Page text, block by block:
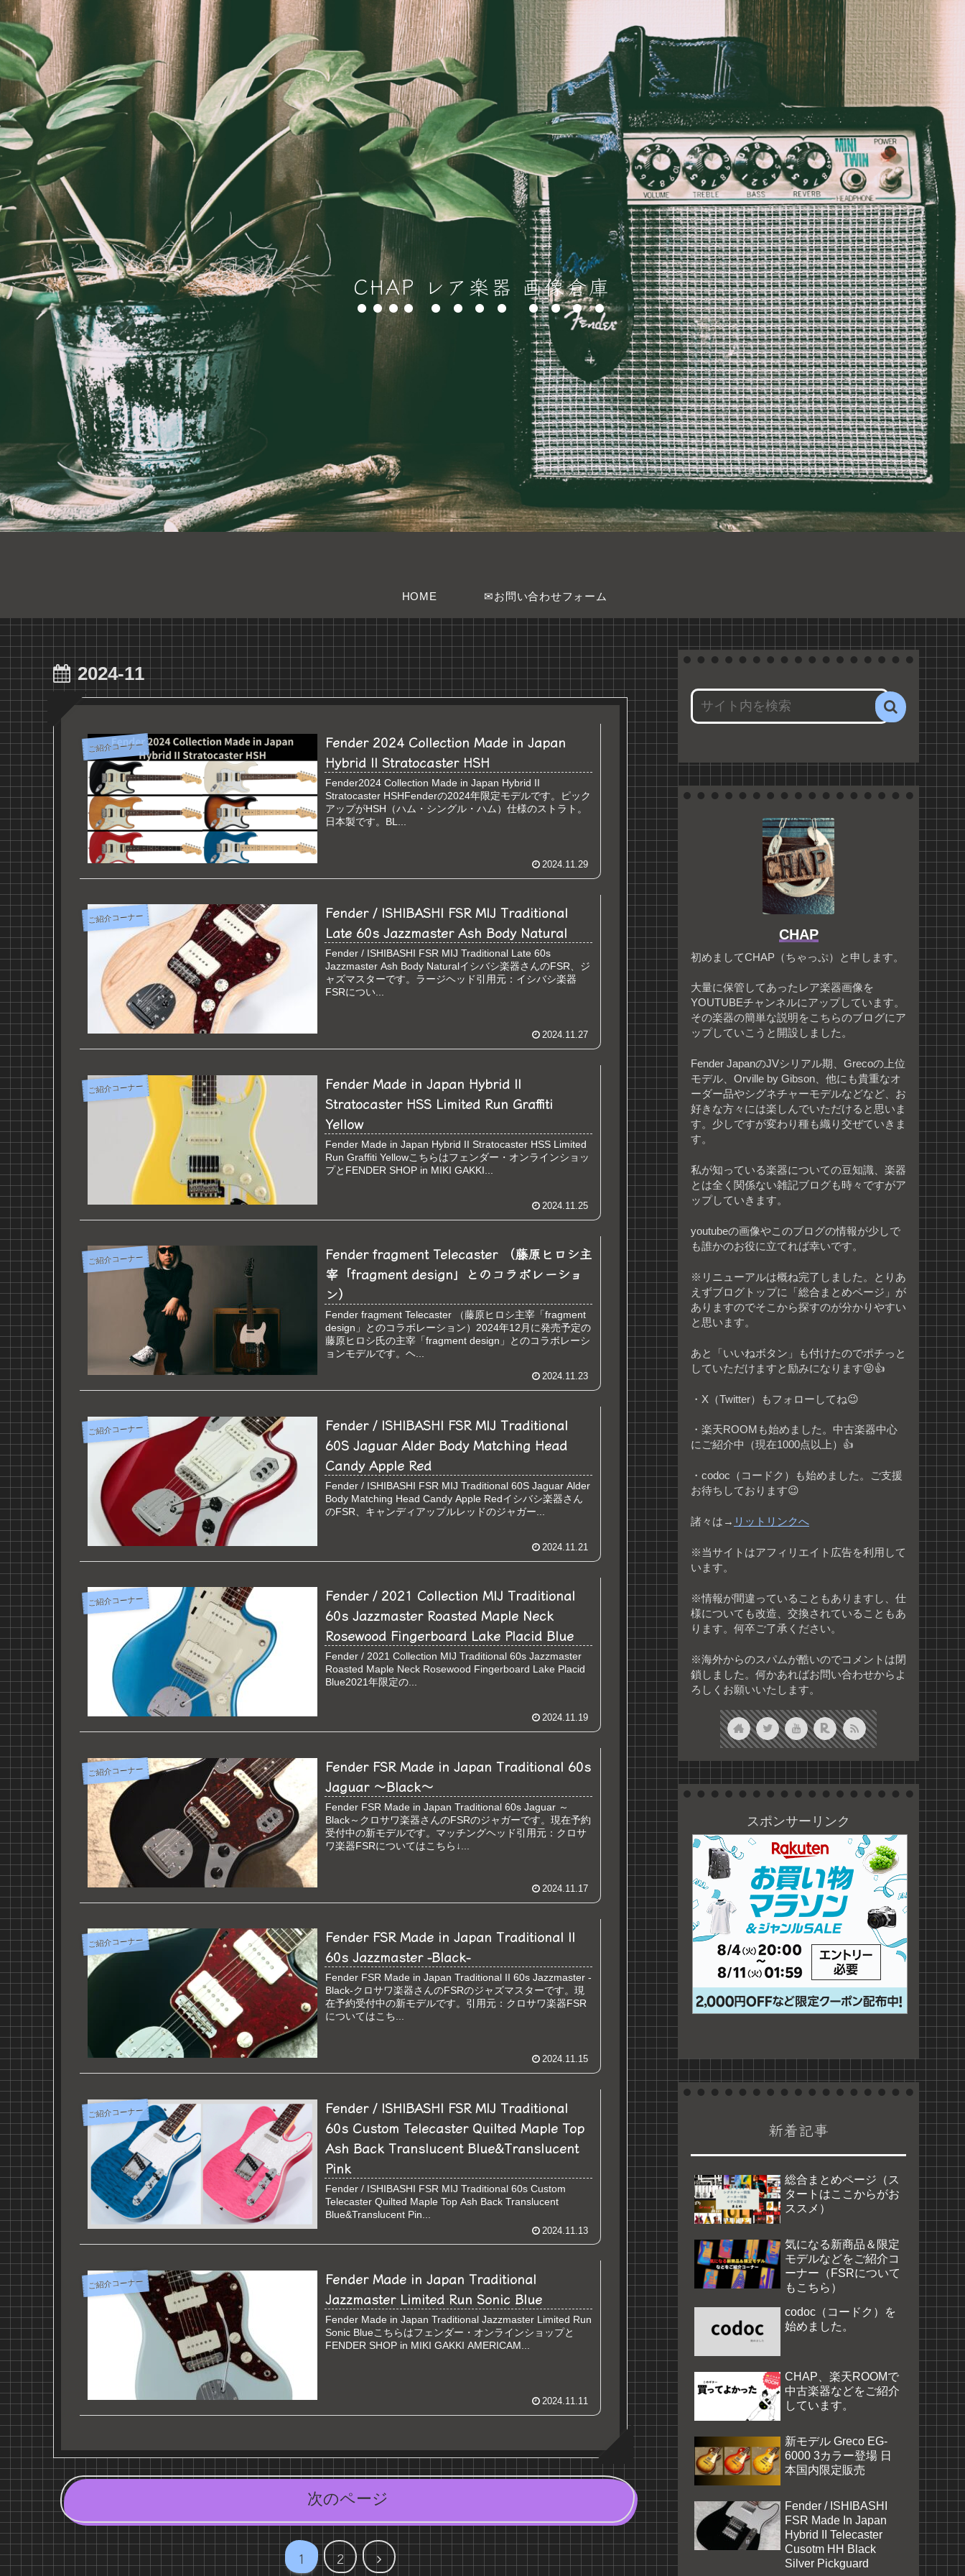
CHAP レア楽器 画像倉庫
HOME ✉お問い合わせフォーム
2024-11
ご紹介コーナー
Fender 2024 Collection Made in Japan
Hybrid II Stratocaster HSH
Fender2024 Collection Made in Japan Hybrid II
Stratocaster HSHFenderの2024年限定モデルです。ピック
アップがHSH（ハム・シングル・ハム）仕様のストラト。
日本製です。BL...
2024.11.29
ご紹介コーナー
Fender / ISHIBASHI FSR MIJ Traditional
Late 60s Jazzmaster Ash Body Natural
Fender / ISHIBASHI FSR MIJ Traditional Late 60s
Jazzmaster Ash Body Naturalイシバシ楽器さんのFSR、ジ
ャズマスターです。ラージヘッド引用元：イシバシ楽器
FSRについ...
2024.11.27
ご紹介コーナー
Fender Made in Japan Hybrid II
Stratocaster HSS Limited Run Graffiti
Yellow
Fender Made in Japan Hybrid II Stratocaster HSS Limited
Run Graffiti Yellowこちらはフェンダー・オンラインショッ
プとFENDER SHOP in MIKI GAKKI...
2024.11.25
ご紹介コーナー
Fender fragment Telecaster （藤原ヒロシ主
宰「fragment design」とのコラボレーショ
ン）
Fender fragment Telecaster （藤原ヒロシ主宰「fragment
design」とのコラボレーション）2024年12月に発売予定の
藤原ヒロシ氏の主宰「fragment design」とのコラボレーシ
ョンモデルです。ヘ...
2024.11.23
ご紹介コーナー
Fender / ISHIBASHI FSR MIJ Traditional
60S Jaguar Alder Body Matching Head
Candy Apple Red
Fender / ISHIBASHI FSR MIJ Traditional 60S Jaguar Alder
Body Matching Head Candy Apple Redイシバシ楽器さん
のFSR、キャンディアップルレッドのジャガー...
2024.11.21
ご紹介コーナー
Fender / 2021 Collection MIJ Traditional
60s Jazzmaster Roasted Maple Neck
Rosewood Fingerboard Lake Placid Blue
Fender / 2021 Collection MIJ Traditional 60s Jazzmaster
Roasted Maple Neck Rosewood Fingerboard Lake Placid
Blue2021年限定の...
2024.11.19
ご紹介コーナー
Fender FSR Made in Japan Traditional 60s
Jaguar ～Black～
Fender FSR Made in Japan Traditional 60s Jaguar ～
Black～クロサワ楽器さんのFSRのジャガーです。現在予約
受付中の新モデルです。マッチングヘッド引用元：クロサ
ワ楽器FSRについてはこちら↓...
2024.11.17
ご紹介コーナー
Fender FSR Made in Japan Traditional II
60s Jazzmaster -Black-
Fender FSR Made in Japan Traditional II 60s Jazzmaster -
Black-クロサワ楽器さんのFSRのジャズマスターです。現
在予約受付中の新モデルです。引用元：クロサワ楽器FSR
についてはこち...
2024.11.15
ご紹介コーナー
Fender / ISHIBASHI FSR MIJ Traditional
60s Custom Telecaster Quilted Maple Top
Ash Back Translucent Blue&Translucent
Pink
Fender / ISHIBASHI FSR MIJ Traditional 60s Custom
Telecaster Quilted Maple Top Ash Back Translucent
Blue&Translucent Pin...
2024.11.13
ご紹介コーナー
Fender Made in Japan Traditional
Jazzmaster Limited Run Sonic Blue
Fender Made in Japan Traditional Jazzmaster Limited Run
Sonic Blueこちらはフェンダー・オンラインショップと
FENDER SHOP in MIKI GAKKI AMERICAM...
2024.11.11
次のページ
1 2 次
CHAP
初めましてCHAP（ちゃっぷ）と申します。
大量に保管してあったレア楽器画像を
YOUTUBEチャンネルにアップしています。
その楽器の簡単な説明をこちらのブログにア
ップしていこうと開設しました。
Fender JapanのJVシリアル期、Grecoの上位
モデル、Orville by Gibson、他にも貴重なオ
ーダー品やシグネチャーモデルなどなど、お
好きな方々には楽しんでいただけると思いま
す。少しですが変わり種も織り交ぜていきま
す。
私が知っている楽器についての豆知識、楽器
とは全く関係ない雑記ブログも時々ですがア
ップしていきます。
youtubeの画像やこのブログの情報が少しで
も誰かのお役に立てれば幸いです。
※リニューアルは概ね完了しました。とりあ
えずブログトップに「総合まとめページ」が
ありますのでそこから探すのが分かりやすい
と思います。
あと「いいねボタン」も付けたのでポチっと
していただけますと励みになります😝👍
・X（Twitter）もフォローしてね😉
・楽天ROOMも始めました。中古楽器中心
にご紹介中（現在1000点以上）👍
・codoc（コードク）も始めました。ご支援
お待ちしております😉
諸々は→ リットリンクへ
※当サイトはアフィリエイト広告を利用して
います。
※情報が間違っていることもありますし、仕
様についても改造、交換されていることもあ
ります。何卒ご了承ください。
※海外からのスパムが酷いのでコメントは閉
鎖しました。何かあればお問い合わせからよ
ろしくお願いいたします。
スポンサーリンク
新着記事
総合まとめページ（ス
タートはここからがお
ススメ）
気になる新商品＆限定
モデルなどをご紹介コ
ーナー（FSRについて
もこちら）
codoc（コードク）を
始めました。
CHAP、楽天ROOMで
中古楽器などをご紹介
しています。
新モデル Greco EG-
6000 3カラー登場 日
本国内限定販売
Fender / ISHIBASHI
FSR Made In Japan
Hybrid II Telecaster
Cusotm HH Black
Silver Pickguard